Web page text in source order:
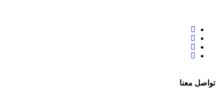
تواصل معنا